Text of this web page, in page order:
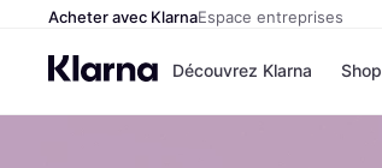
Acheter avec KlarnaEspace entreprises
Découvrez Klarna Shop